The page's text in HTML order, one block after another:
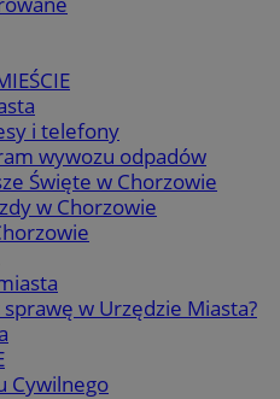
i telefony
wywozu odpadów
Święte w Chorzowie
w Chorzowie
sprawę w Urzędzie Miasta?
Cywilnego